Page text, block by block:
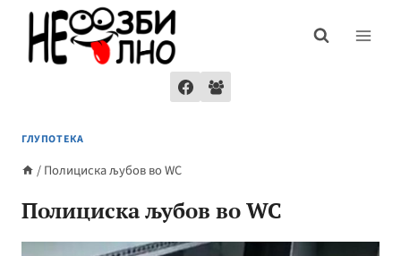
content
ГЛУПОТЕКА
/Полициска љубов во WC
Полициска љубов во WC